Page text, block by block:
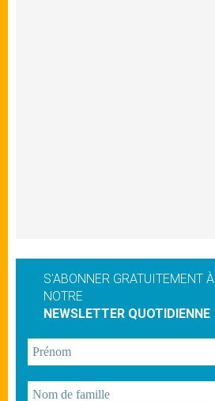
S'ABONNER GRATUITEMENT À
NOTRE
NEWSLETTER QUOTIDIENNE